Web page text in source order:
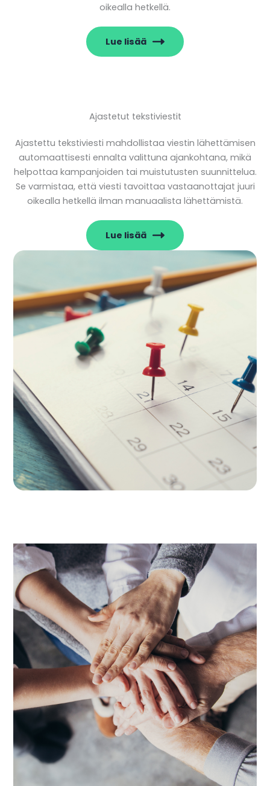
oikealla hetkellä.
Lue lisää
Ajastetut tekstiviestit
Ajastettu tekstiviesti mahdollistaa viestin lähettämisen
automaattisesti ennalta valittuna ajankohtana, mikä
helpottaa kampanjoiden tai muistutusten suunnittelua.
Se varmistaa, että viesti tavoittaa vastaanottajat juuri
oikealla hetkellä ilman manuaalista lähettämistä.
Lue lisää